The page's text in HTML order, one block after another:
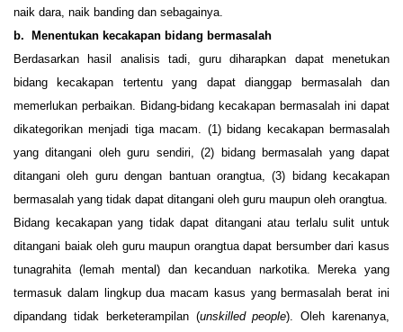
naik dara, naik banding dan sebagainya.
b.
Menentukan kecakapan bidang bermasalah
Berdasarkan hasil analisis tadi, guru diharapkan dapat menetukan
bidang kecakapan tertentu yang dapat dianggap bermasalah dan
memerlukan perbaikan. Bidang-bidang kecakapan bermasalah ini dapat
dikategorikan menjadi tiga macam. (1) bidang kecakapan bermasalah
yang ditangani oleh guru sendiri, (2) bidang bermasalah yang dapat
ditangani oleh guru dengan bantuan orangtua, (3) bidang kecakapan
bermasalah yang tidak dapat ditangani oleh guru maupun oleh orangtua.
Bidang kecakapan yang tidak dapat ditangani atau terlalu sulit untuk
ditangani baiak oleh guru maupun orangtua dapat bersumber dari kasus
tunagrahita (lemah mental) dan kecanduan narkotika. Mereka yang
termasuk dalam lingkup dua macam kasus yang bermasalah berat ini
dipandang tidak berketerampilan (unskilled people). Oleh karenanya,